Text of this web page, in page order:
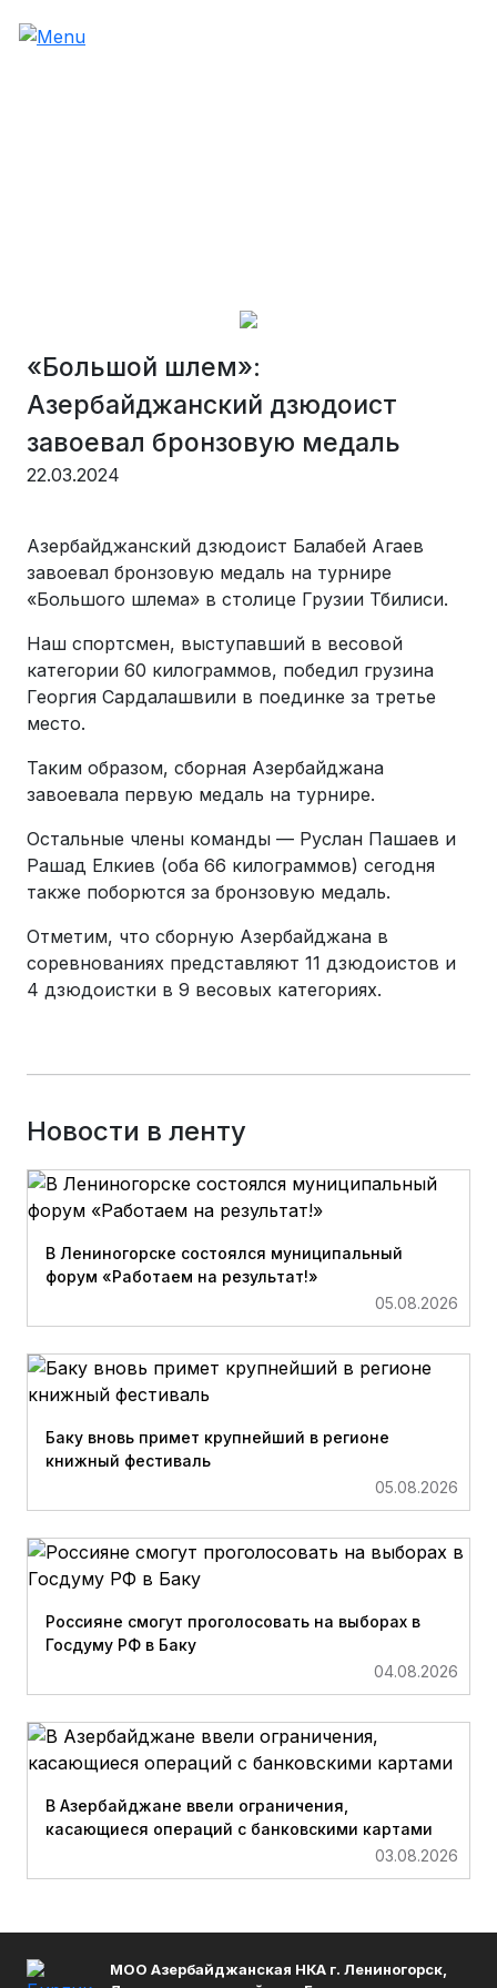
«Большой шлем»:
Азербайджанский дзюдоист
завоевал бронзовую медаль
22.03.2024
Азербайджанский дзюдоист Балабей Агаев
завоевал бронзовую медаль на турнире
«Большого шлема» в столице Грузии Тбилиси.
Наш спортсмен, выступавший в весовой
категории 60 килограммов, победил грузина
Георгия Сардалашвили в поединке за третье
место.
Таким образом, сборная Азербайджана
завоевала первую медаль на турнире.
Остальные члены команды — Руслан Пашаев и
Рашад Елкиев (оба 66 килограммов) сегодня
также поборются за бронзовую медаль.
Отметим, что сборную Азербайджана в
соревнованиях представляют 11 дзюдоистов и
4 дзюдоистки в 9 весовых категориях.
Новости в ленту
В Лениногорске состоялся муниципальный
форум «Работаем на результат!»
05.08.2026
Баку вновь примет крупнейший в регионе
книжный фестиваль
05.08.2026
Россияне смогут проголосовать на выборах в
Госдуму РФ в Баку
04.08.2026
В Азербайджане ввели ограничения,
касающиеся операций с банковскими картами
03.08.2026
МОО Азербайджанская НКА г. Лениногорск,